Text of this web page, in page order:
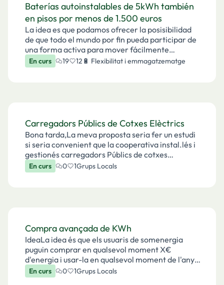
Baterías autoinstalables de 5kWh también
en pisos por menos de 1.500 euros
La idea es que podamos ofrecer la posisibilidad
de que todo el mundo por fin pueda participar de
una forma activa para mover fácilmente
consumos de las horas punta y llana a las horas
valle.Tan simple como instalar una batería de 5
En curs 19 12 🔋 Flexibilitat i emmagatzematge
Carregadors Públics de Cotxes Elèctrics
Bona tarda,La meva proposta seria fer un estudi
si seria convenient que la cooperativa instal.lés i
gestionés carregadors Públics de cotxes
elèctrics, així la cooperativa podria fixar els preus
i podria beneficiar als socis i els altres usu…
En curs 0 1Grups Locals
Compra avançada de KWh
IdeaLa idea és que els usuaris de somenergia
puguin comprar en qualsevol moment X€
d'energia i usar-la en qualsevol moment de l'any.
Per simplificar es podria usar: el mes següent, a
elecció del soci (amb un avís de 2 mesos
En curs 0 1Grups Locals